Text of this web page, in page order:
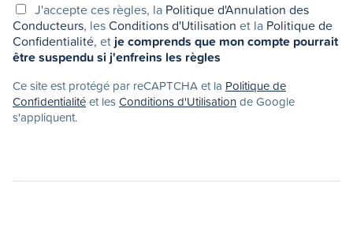
J'accepte ces règles, la Politique d'Annulation des
Conducteurs, lesConditions d'Utilisation et la Politique de
Confidentialité, etje comprends que mon compte pourrait
être suspendu si j'enfreins les règles
Ce site est protégé par reCAPTCHA et la Politique de
Confidentialitéet lesConditions d'Utilisationde Google
s'appliquent.